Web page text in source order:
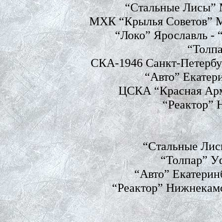
“Стальные Лисы”
МХК “Крылья Советов”
“Локо” Ярославль
СКА-1946 Санкт-
“Авто”
ЦСКА “Красная
“Стальные
“Толпар”
“Авто”
“Реактор”